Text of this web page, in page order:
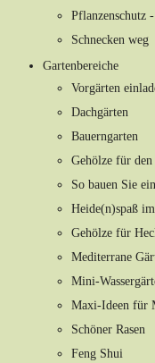
Pflanzenschutz
Schnecken weg
Gartenbereiche
Vorgärten
Dachgärten
Bauerngarten
Gehölze für den
So bauen Sie
Heide(n)spaß
Gehölze für
Mediterrane
Mini-
Maxi-Ideen für
Schöner Rasen
Feng Shui